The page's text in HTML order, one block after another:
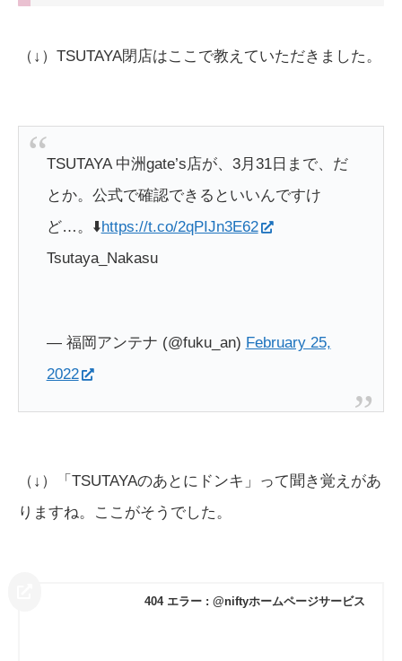
（↓）TSUTAYA閉店はここで教えていただきました。
TSUTAYA 中洲gate’s店が、3月31日まで、だ
とか。 公式で確認できるといいんですけ
ど…。 ⬇️https://t.co/2qPIJn3E62
Tsutaya_Nakasu
— 福岡アンテナ (@fuku_an) February 25,
2022
（↓）「TSUTAYAのあとにドンキ」って聞き覚えがあ
りますね。ここがそうでした。
404 エラー : @niftyホームページサービス